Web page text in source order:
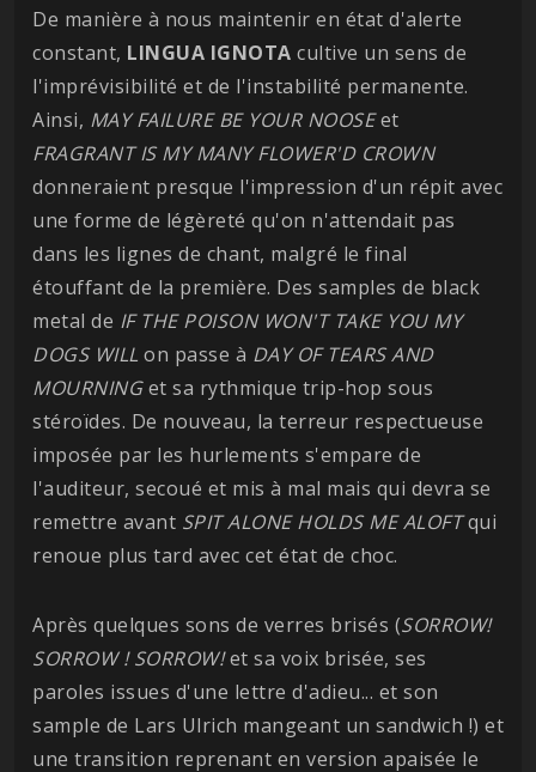
De manière à nous maintenir en état d'alerte
constant, LINGUA IGNOTA cultive un sens de
l'imprévisibilité et de l'instabilité permanente.
Ainsi, MAY FAILURE BE YOUR NOOSEet
FRAGRANT IS MY MANY FLOWER'D CROWN
donneraient presque l'impression d'un répit avec
une forme de légèreté qu'on n'attendait pas
dans les lignes de chant, malgré le final
étouffant de la première. Des samples de black
metal de IF THE POISON WON'T TAKE YOU MY
DOGS WILL on passe à DAY OF TEARS AND
MOURNINGet sa rythmique trip-hop sous
stéroïdes. De nouveau, la terreur respectueuse
imposée par les hurlements s'empare de
l'auditeur, secoué et mis à mal mais qui devra se
remettre avant SPIT ALONE HOLDS ME ALOFTqui
renoue plus tard avec cet état de choc.
Après quelques sons de verres brisés (SORROW!
SORROW ! SORROW!et sa voix brisée, ses
paroles issues d'une lettre d'adieu... et son
sample de Lars Ulrich mangeant un sandwich !) et
une transition reprenant en version apaisée le